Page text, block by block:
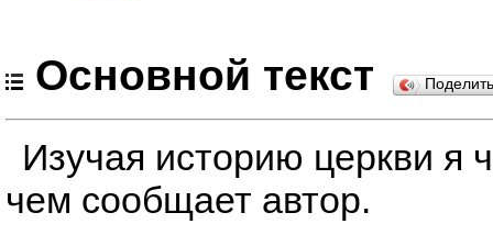
Основной текст
Изучая историю церкви я
чем сообщает автор.